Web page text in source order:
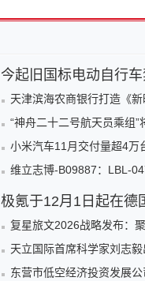
今起旧国标电动自行
天津滨海农商银行打造《
“神舟二十二号航天员乘组”
小米汽车11月交付量超4万
维立志博-B09887：LBL-
极氪于12月1日起在德
复星旅文2026战略发布：
天立国际首席科学家刘志
东营市低空经济投资发展